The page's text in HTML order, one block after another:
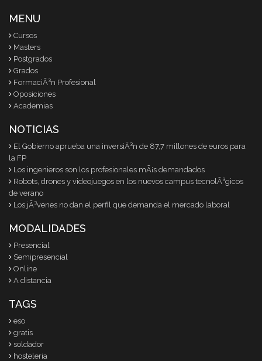
MENU
Cursos
Masters
Postgrados
Grados
FormaciÃ³n Profesional
Oposiciones
Academias
NOTICIAS
El Gobierno aprueba una inversiÃ³n de 87,7 millones de euros para
la FP
Los ingenieros son los profesionales mÃ¡s demandados
Robots, drones y videojuegos en los nuevos campus tecnolÃ³gicos
de verano
Los jÃ³venes no dan el perfil que demanda el mercado laboral
MODALIDADES
Presencial
Semipresencial
Online
A distancia
TAGS
eso
gratis
soldador
hosteleria